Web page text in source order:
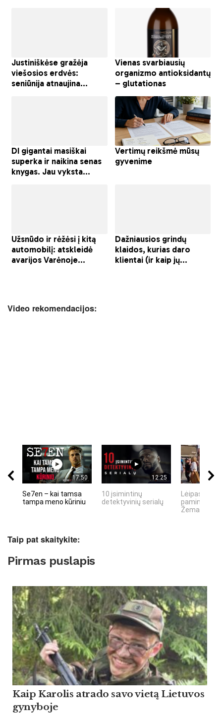
Video rekomendacijos:
17:50
Se7en – kai tamsa
tampa meno kūriniu
12:25
10 įsimintinų
detektyvinių serialų
Lėipas 13 d.
paminiejuom
Žemaitiu
Taip pat skaitykite:
Pirmas puslapis
Kaip Ka­ro­lis at­ra­do sa­vo vietą Lie­tu­vos
gy­ny­bo­je